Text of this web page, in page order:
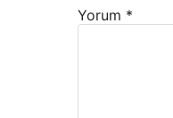
Yorum *